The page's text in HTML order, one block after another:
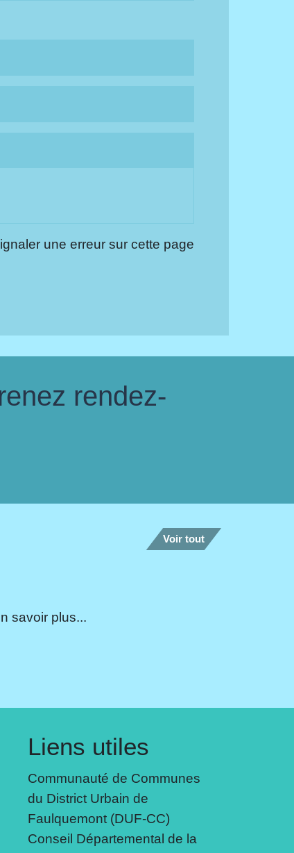
une erreur sur cette page
rendez-
Voir tout
savoir plus...
Liens utiles
Communauté de Communes
du District Urbain de
Faulquemont (DUF-CC)
Conseil Départemental de la